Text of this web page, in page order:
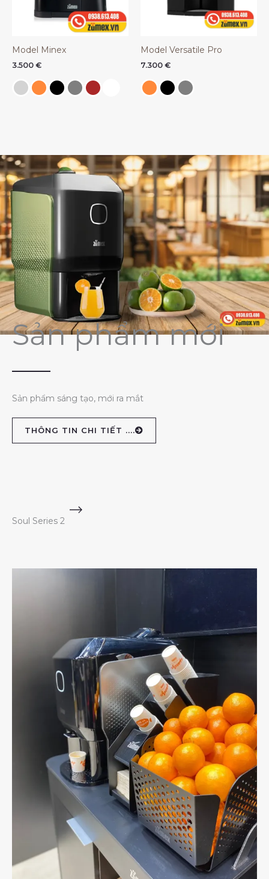
Model Minex
3.500 €
Model Versatile Pro
7.300 €
Sản phẩm mới
Sản phẩm sáng tạo, mới ra mắt
THÔNG TIN CHI TIẾT ....
Soul Series 2